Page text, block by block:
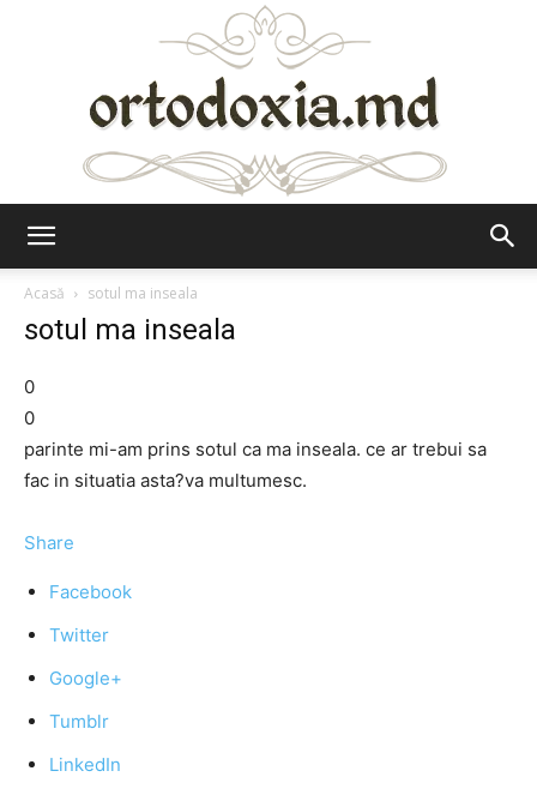
Acasă
sotul ma inseala
sotul ma inseala
0
0
parinte mi-am prins sotul ca ma inseala. ce ar trebui sa
fac in situatia asta?va multumesc.
Share
Facebook
Twitter
Google+
Tumblr
LinkedIn